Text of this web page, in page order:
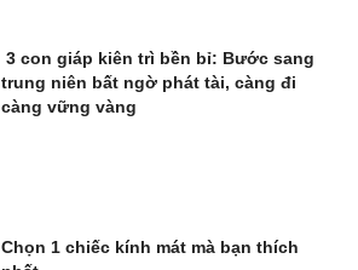
3 con giáp kiên trì bền bỉ: Bước sang
trung niên bất ngờ phát tài, càng đi
càng vững vàng
Chọn 1 chiếc kính mát mà bạn thích